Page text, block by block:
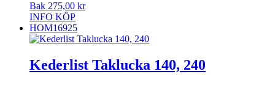
Bak 275,00 kr
INFO KÖP
HOM16925
Kederlist Taklucka 140, 240